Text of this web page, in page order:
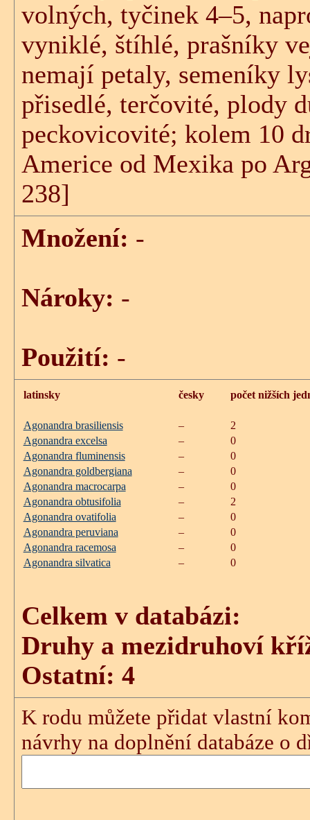
volných, tyčinek 4–5,
vyniklé, štíhlé, prašníky
nemají petaly, semeníky
přisedlé, terčovité, plody
peckovicovité; kolem 10
Americe od Mexika po
238]
Množení: -
Nároky: -
Použití: -
latinsky česky počet nižších
Agonandra brasiliensis –
2
Agonandra excelsa
–
0
Agonandra fluminensis
–
0
Agonandra goldbergiana
–
0
Agonandra macrocarpa
–
0
Agonandra obtusifolia
–
2
Agonandra ovatifolia
–
0
Agonandra peruviana
–
0
Agonandra racemosa
–
0
Agonandra silvatica
– 0
Celkem v databázi:
Druhy a mezidruhoví
Ostatní: 4
K rodu můžete přidat vlastní
návrhy na doplnění databáze o